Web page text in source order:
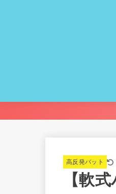
高反発バット
【軟